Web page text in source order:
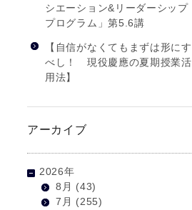
シエーション&リーダーシップ
プログラム」第5.6講
【自信がなくてもまずは形にす
べし！ 現役慶應の夏期授業活
用法】
アーカイブ
2026年
8月 (43)
7月 (255)